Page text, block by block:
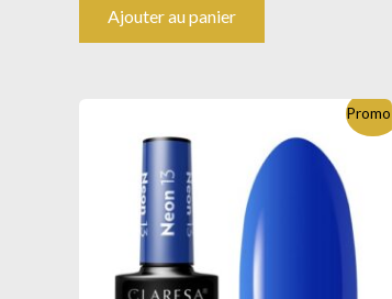
Ajouter au panier
Promo !